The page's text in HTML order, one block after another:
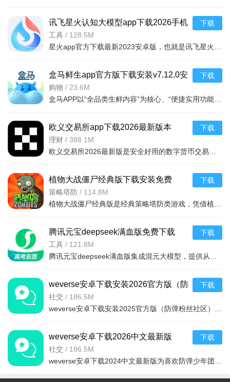
讯飞星火认知大模型app下载2026手机
版v5.6.1安卓最新版
工具 / 128.5M
下载
盒马鲜生app官方版下载安装v7.12.0安
卓版
购物 / 23.6M
下载
欧义交易所app下载2026最新版本
v6.165.0最新版
理财 / 388.1M
下载
植物大战僵尸经典版下载安装免费
v3.15.0安卓版
策略塔防 / 114.8M
下载
腾讯元宝deepseek满血版免费下载
v2.63.0安卓版
工具 / 121.8M
下载
weverse安卓下载安装2026官方版（防
弹粉丝社区）v3.13.1官方最新版
社交 / 186.5M
下载
weverse安卓下载2026中文最新版
v3.13.1最新安卓版
社交 / 186.5M
下载